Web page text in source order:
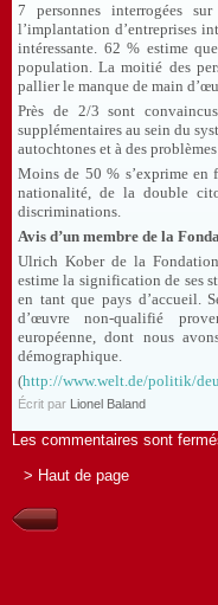
7 personnes interrogées
l’implantation d’entreprises
intéressante. 62 % estime
population. La moitié des
pallier le manque de main
Près de 2/3 sont
supplémentaires au sein du
autochtones et à des
Moins de 50 % s’exprime
nationalité, de la double
discriminations.
Avis d’un membre de la
Ulrich Kober de la
estime la signification de ses
en tant que pays d’accueil.
d’œuvre non-qualifié
européenne, dont nous
démographique.
(http://www.welt.de/politik/
Écrit par Lionel Baland
Les commentaires sont
> Haut de page